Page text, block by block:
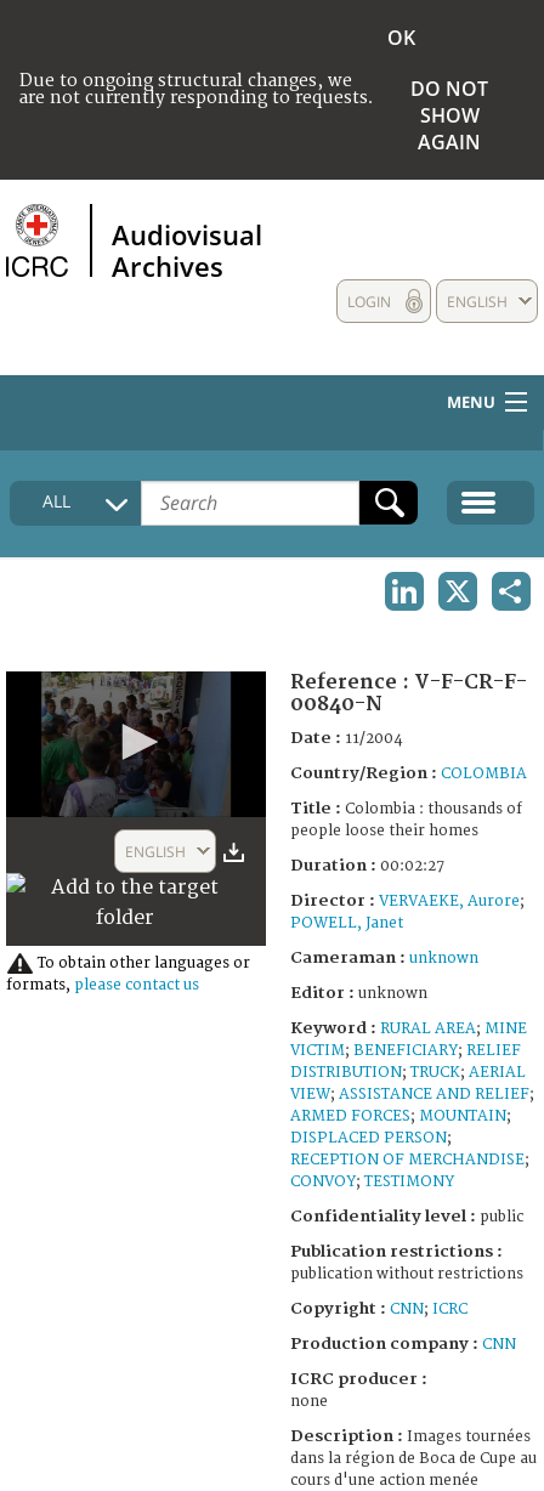
Due to ongoing structural changes, we
are not currently responding to requests.
OK
DO NOT
SHOW
AGAIN
Audiovisual
Archives
ENGLISH
LOGIN
MENU
HOME
COLLECTIONS DESCRIPTION
ALL
2
seconds
ENGLISH
To obtain other languages or
formats, please contact us
Reference : V-F-CR-F-
00840-N
Date : 11/2004
Country/Region : COLOMBIA
Title : Colombia : thousands of
people loose their homes
Duration : 00:02:27
Director : VERVAEKE, Aurore;
POWELL, Janet
Cameraman : unknown
Editor : unknown
Keyword : RURAL AREA; MINE
VICTIM; BENEFICIARY; RELIEF
DISTRIBUTION;TRUCK; AERIAL
VIEW; ASSISTANCE AND RELIEF;
ARMED FORCES; MOUNTAIN;
DISPLACED PERSON;
RECEPTION OF MERCHANDISE;
CONVOY;TESTIMONY
Confidentiality level : public
Publication restrictions :
publication without restrictions
Copyright : CNN; ICRC
Production company : CNN
ICRC producer :
none
Description : Images tournées
dans la région de Boca de Cupe au
cours d'une action menée